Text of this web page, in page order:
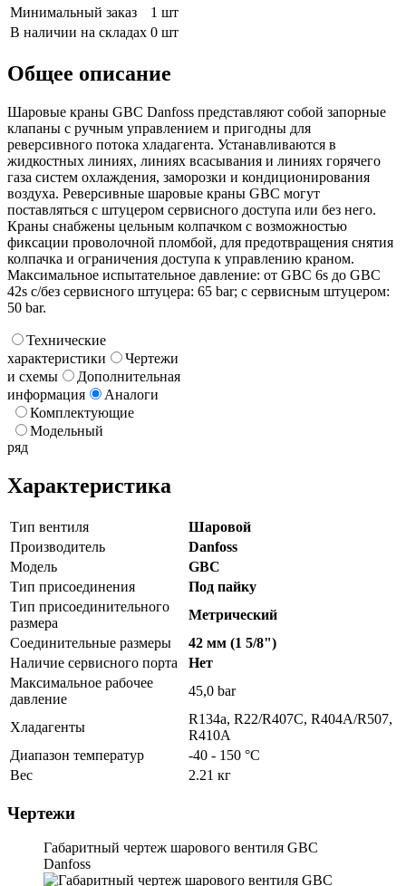
Минимальный заказ
1 шт
В наличии на складах 0 шт
Общее описание
Шаровые краны GBC Danfoss представляют собой запорные
клапаны с ручным управлением и пригодны для
реверсивного потока хладагента. Устанавливаются в
жидкостных линиях, линиях всасывания и линиях горячего
газа систем охлаждения, заморозки и кондиционирования
воздуха. Реверсивные шаровые краны GBC могут
поставляться с штуцером сервисного доступа или без него.
Краны снабжены цельным колпачком с возможностью
фиксации проволочной пломбой, для предотвращения снятия
колпачка и ограничения доступа к управлению краном.
Максимальное испытательное давление: от GBC 6s до GBC
42s с/без сервисного штуцера: 65 bar; с сервисным штуцером:
50 bar.
Технические
характеристики
Чертежи
и схемы
Дополнительная
информация
Аналоги
Комплектующие
Модельный
ряд
Характеристика
Тип вентиля
Шаровой
Производитель
Danfoss
Модель
GBC
Тип присоединения
Под пайку
Тип присоединительного
размера
Метрический
Соединительные размеры
42 мм (1 5/8")
Наличие сервисного порта
Нет
Максимальное рабочее
давление
45,0 bar
Хладагенты
R134a, R22/R407C, R404A/R507,
R410A
Диапазон температур
-40 - 150 °C
Вес
2.21 кг
Чертежи
Габаритный чертеж шарового вентиля GBC
Danfoss